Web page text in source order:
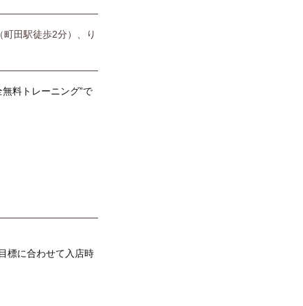
田駅徒歩2分）、り
料トレーニング”で
標に合わせて入店時